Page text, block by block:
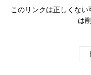
このリンクは正しくな
は